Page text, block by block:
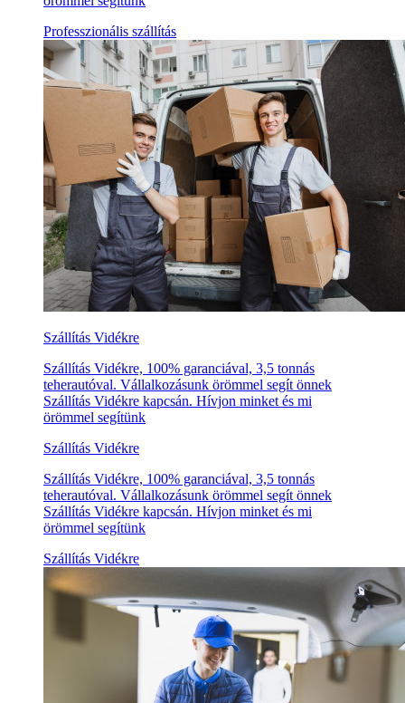
Professzionális szállítás
Szállítás Vidékre
Szállítás Vidékre, 100% garanciával, 3,5 tonnás
teherautóval. Vállalkozásunk örömmel segít önnek
Szállítás Vidékre kapcsán. Hívjon minket és mi
örömmel segítünk
Szállítás Vidékre
Szállítás Vidékre, 100% garanciával, 3,5 tonnás
teherautóval. Vállalkozásunk örömmel segít önnek
Szállítás Vidékre kapcsán. Hívjon minket és mi
örömmel segítünk
Szállítás Vidékre